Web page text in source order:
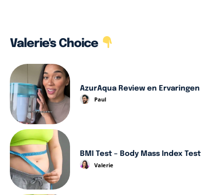
Valerie's Choice
AzurAqua Review en Ervaringen
Paul
BMI Test – Body Mass Index Test
Valerie